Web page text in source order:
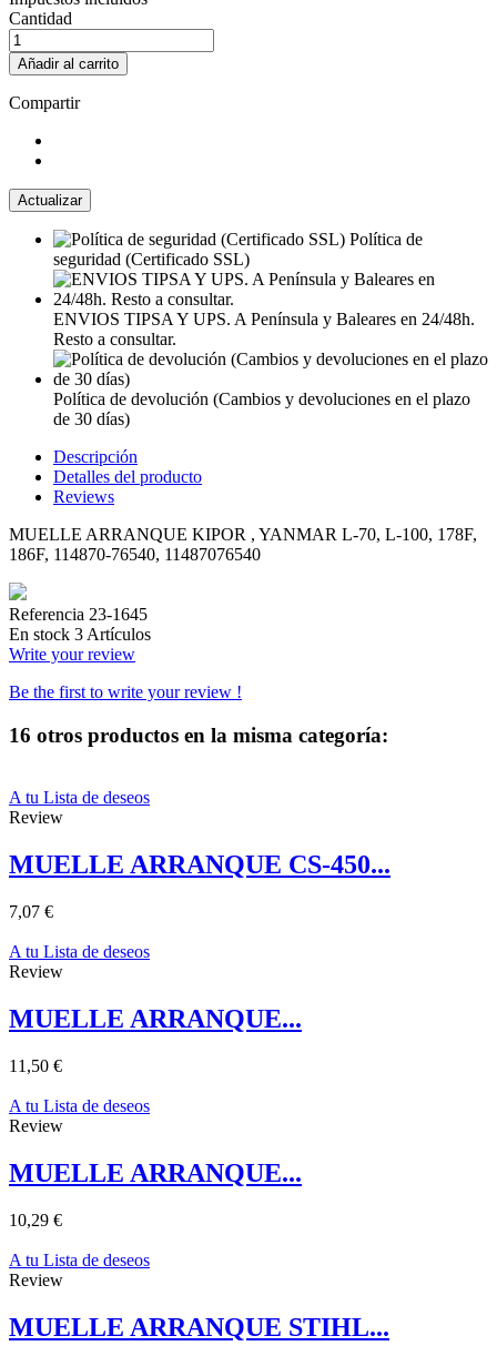
Cantidad
Añadir al carrito
Compartir
Política de
seguridad (Certificado SSL)
ENVIOS TIPSA Y UPS. A Península y Baleares en 24/48h.
Resto a consultar.
Política de devolución (Cambios y devoluciones en el plazo
de 30 días)
Descripción
Detalles del producto
Reviews
MUELLE ARRANQUE KIPOR , YANMAR L-70, L-100, 178F,
186F, 114870-76540, 11487076540
Referencia 23-1645
En stock 3 Artículos
Write your review
Be the first to write your review !
16 otros productos en la misma categoría:
A tu Lista de deseos
Review
MUELLE ARRANQUE CS-450...
7,07 €
A tu Lista de deseos
Review
MUELLE ARRANQUE...
11,50 €
A tu Lista de deseos
Review
MUELLE ARRANQUE...
10,29 €
A tu Lista de deseos
Review
MUELLE ARRANQUE STIHL...